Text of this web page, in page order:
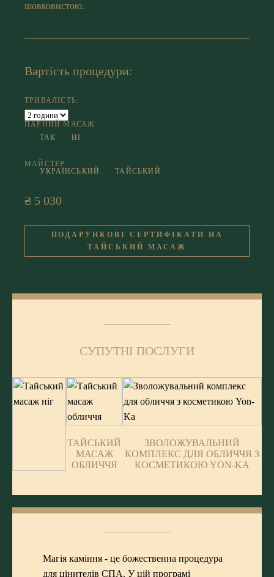
шовковистою.
Вартість процедури:
ТРИВАЛІСТЬ:
ПАРНИЙ МАСАЖ
ТАК
НІ
МАЙСТЕР
УКРАЇНСЬКИЙ
ТАЙСЬКИЙ
₴ 5 030
ПОДАРУНКОВІ СЕРТИФІКАТИ НА
ТАЙСЬКИЙ МАСАЖ
СУПУТНІ ПОСЛУГИ
НІГ
ТАЙСЬКИЙ
МАСАЖ
ОБЛИЧЧЯ
ЗВОЛОЖУВАЛЬНИЙ
КОМПЛЕКС ДЛЯ ОБЛИЧЧЯ З
КОСМЕТИКОЮ YON-KA
Магія каміння - це божественна процедура
для цінителів СПА. У цій програмі